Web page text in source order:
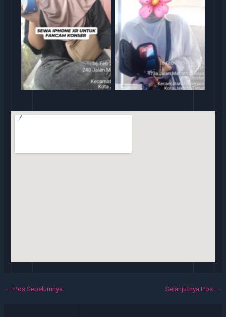
Serah Terima Sewa iPhone
XR TransGO
Serah Terima Sewa iPhone
15 TransGO
← Pos Sebelumnya Selanjutnya Pos →